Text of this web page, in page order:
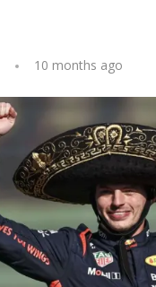
10 months ago